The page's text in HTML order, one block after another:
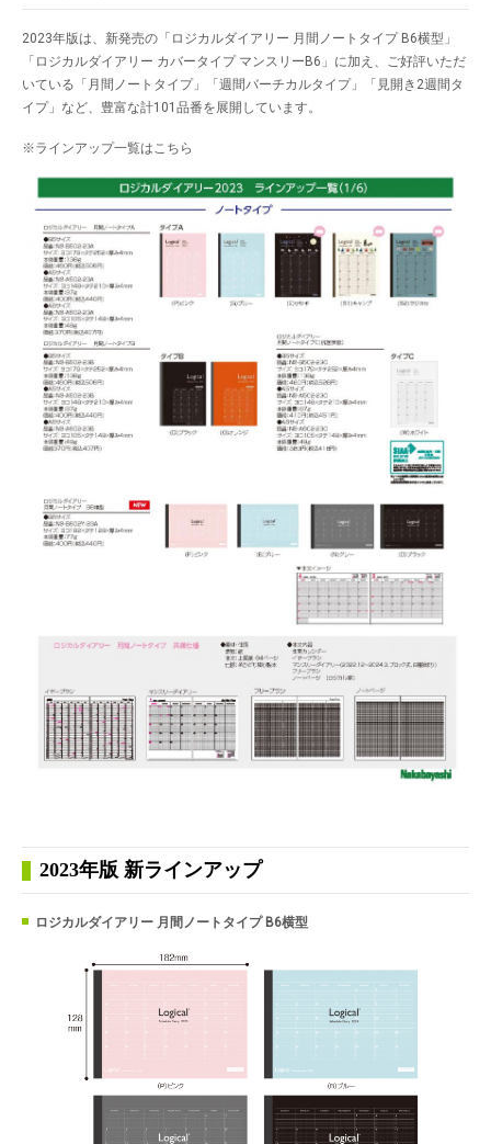
2023年版は、新発売の「ロジカルダイアリー 月間ノートタイプ B6横型」
「ロジカルダイアリー カバータイプ マンスリーB6」に加え、ご好評いただ
いている「月間ノートタイプ」「週間バーチカルタイプ」「見開き2週間タ
イプ」など、豊富な計101品番を展開しています。
※ラインアップ一覧はこちら
2023年版 新ラインアップ
ロジカルダイアリー 月間ノートタイプ B6横型